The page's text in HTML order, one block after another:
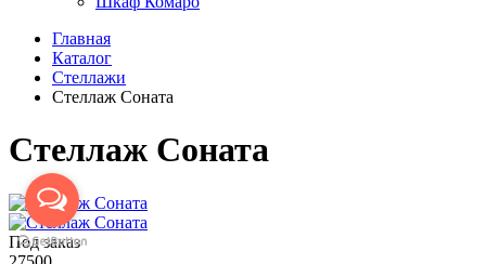
Главная
Каталог
Стеллажи
Стеллаж Соната
Стеллаж Соната
Под заказ